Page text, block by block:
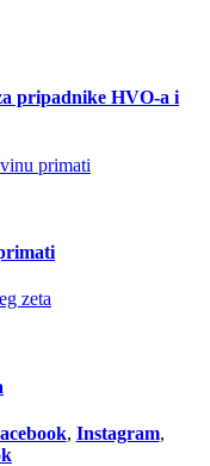
pripadnike HVO-a i
, Instagram,